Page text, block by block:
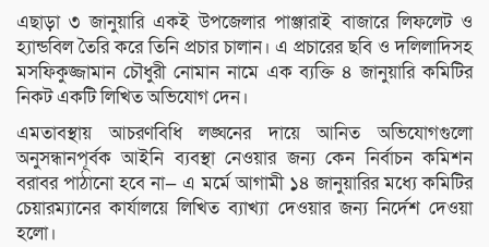
এছাড়া ৩ জানুয়ারি একই উপজেলার পাঞ্জারাই বাজারে লিফলেট ও
হ্যান্ডবিল তৈরি করে তিনি প্রচার চালান। এ প্রচারের ছবি ও দলিলাদিসহ
মসফিকুজ্জামান চৌধুরী নোমান নামে এক ব্যক্তি ৪ জানুয়ারি কমিটির
নিকট একটি লিখিত অভিযোগ দেন।
এমতাবস্থায় আচরণবিধি লঙ্ঘনের দায়ে আনিত অভিযোগগুলো
অনুসন্ধানপূর্বক আইনি ব্যবস্থা নেওয়ার জন্য কেন নির্বাচন কমিশন
বরাবর পাঠানো হবে না— এ মর্মে আগামী ১৪ জানুয়ারির মধ্যে কমিটির
চেয়ারম্যানের কার্যালয়ে লিখিত ব্যাখ্যা দেওয়ার জন্য নির্দেশ দেওয়া
হলো।